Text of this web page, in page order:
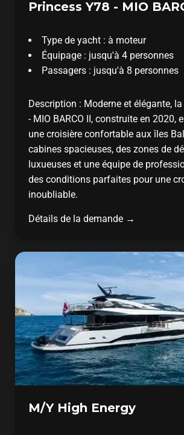
Princess Y78 - MIO
Type de yacht : à moteur
Équipage : jusqu'à 4 personnes
Passagers : jusqu'à 8 personnes
Description : Moderne et élégante,
- MIO BARCO II, construite en 2020,
une croisière confortable aux îles
cabines spacieuses, des zones de
luxueuses et une équipe de
des conditions parfaites pour une
inoubliable.
Détails de la demande →
M/Y High Energy